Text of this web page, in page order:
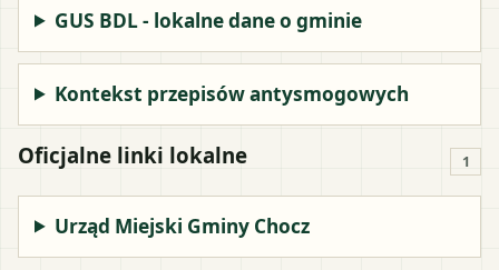
GUS BDL - lokalne dane o gminie
Kontekst przepisów antysmogowych
Oficjalne linki lokalne 1
Urząd Miejski Gminy Chocz